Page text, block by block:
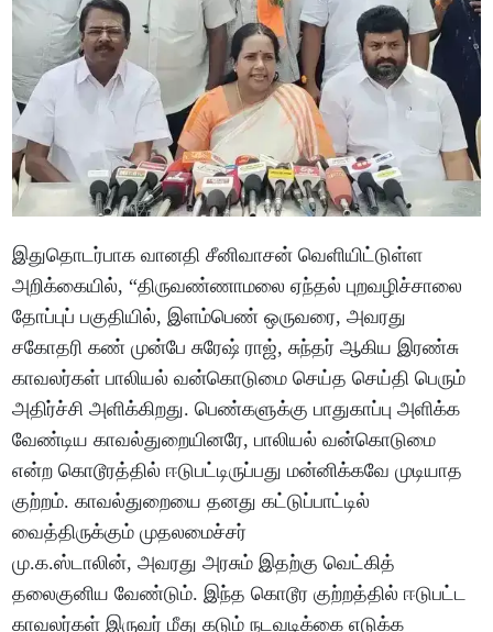
இதுதொடர்பாக வானதி சீனிவாசன் வெளியிட்டுள்ள
அறிக்கையில், “திருவண்ணாமலை ஏந்தல் புறவழிச்சாலை
தோப்புப் பகுதியில், இளம்பெண் ஒருவரை, அவரது
சகோதரி கண் முன்பே சுரேஷ் ராஜ், சுந்தர் ஆகிய இரண்சு
காவலர்கள் பாலியல் வன்கொடுமை செய்த செய்தி பெரும்
அதிர்ச்சி அளிக்கிறது. பெண்களுக்கு பாதுகாப்பு அளிக்க
வேண்டிய காவல்துறையினரே, பாலியல் வன்கொடுமை
என்ற கொடூரத்தில் ஈடுபட்டிருப்பது மன்னிக்கவே முடியாத
குற்றம். காவல்துறையை தனது கட்டுப்பாட்டில்
வைத்திருக்கும் முதலமைச்சர்
மு.க.ஸ்டாலின், அவரது அரசும் இதற்கு வெட்கித்
தலைகுனிய வேண்டும். இந்த கொடூர குற்றத்தில் ஈடுபட்ட
காவலர்கள் இருவர் மீது கடும் நடவடிக்கை எடுக்க